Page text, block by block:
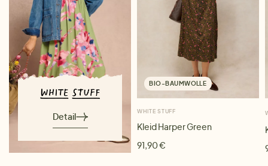
Detail
BIO-BAUMWOLLE
WHITE STUFF
Kleid Harper Green
91,90 €